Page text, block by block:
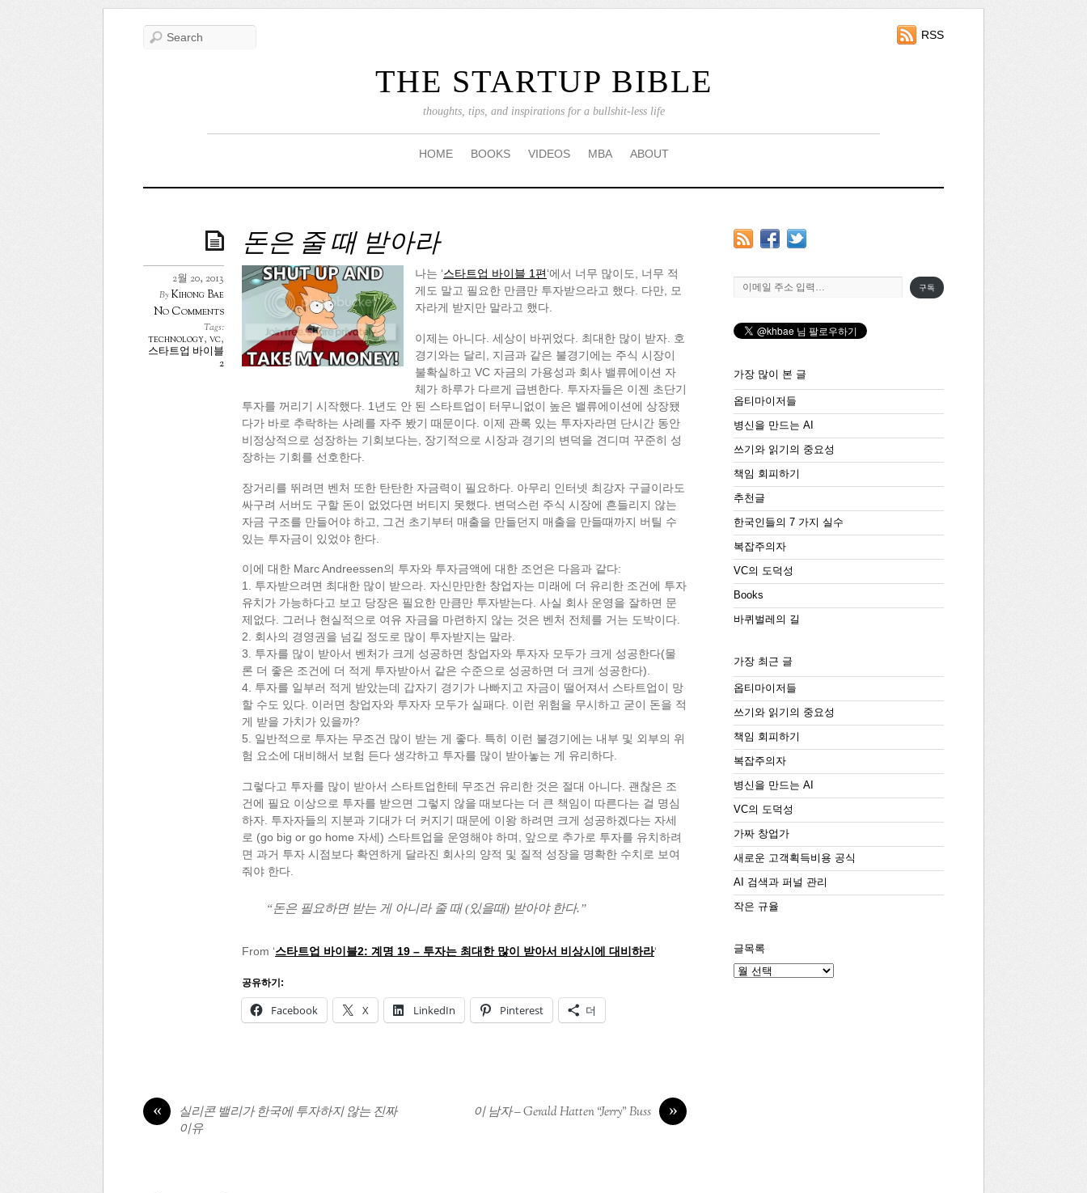
THE STARTUP BIBLE
thoughts, tips, and inspirations for a bullshit-less life
RSS
HOME BOOKS VIDEOS MBA ABOUT
돈은 줄 때 받아라
2월 20, 2013
ByKihong Bae
No Comments
Tags:
technology, vc,
스타트업 바이블
2
나는 ‘스타트업 바이블 1편‘에서 너무 많이도, 너무 적
게도 말고 필요한 만큼만 투자받으라고 했다. 다만, 모
자라게 받지만 말라고 했다.
이제는 아니다. 세상이 바뀌었다. 최대한 많이 받자. 호
경기와는 달리, 지금과 같은 불경기에는 주식 시장이
불확실하고 VC 자금의 가용성과 회사 밸류에이션 자
체가 하루가 다르게 급변한다. 투자자들은 이젠 초단기
투자를 꺼리기 시작했다. 1년도 안 된 스타트업이 터무니없이 높은 밸류에이션에 상장됐
다가 바로 추락하는 사례를 자주 봤기 때문이다. 이제 관록 있는 투자자라면 단시간 동안
비정상적으로 성장하는 기회보다는, 장기적으로 시장과 경기의 변덕을 견디며 꾸준히 성
장하는 기회를 선호한다.
장거리를 뛰려면 벤처 또한 탄탄한 자금력이 필요하다. 아무리 인터넷 최강자 구글이라도
싸구려 서버도 구할 돈이 없었다면 버티지 못했다. 변덕스런 주식 시장에 흔들리지 않는
자금 구조를 만들어야 하고, 그건 초기부터 매출을 만들던지 매출을 만들때까지 버틸 수
있는 투자금이 있었야 한다.
이에 대한 Marc Andreessen의 투자와 투자금액에 대한 조언은 다음과 같다:
1. 투자받으려면 최대한 많이 받으라. 자신만만한 창업자는 미래에 더 유리한 조건에 투자
유치가 가능하다고 보고 당장은 필요한 만큼만 투자받는다. 사실 회사 운영을 잘하면 문
제없다. 그러나 현실적으로 여유 자금을 마련하지 않는 것은 벤처 전체를 거는 도박이다.
2. 회사의 경영권을 넘길 정도로 많이 투자받지는 말라.
3. 투자를 많이 받아서 벤처가 크게 성공하면 창업자와 투자자 모두가 크게 성공한다(물
론 더 좋은 조건에 더 적게 투자받아서 같은 수준으로 성공하면 더 크게 성공한다).
4. 투자를 일부러 적게 받았는데 갑자기 경기가 나빠지고 자금이 떨어져서 스타트업이 망
할 수도 있다. 이러면 창업자와 투자자 모두가 실패다. 이런 위험을 무시하고 굳이 돈을 적
게 받을 가치가 있을까?
5. 일반적으로 투자는 무조건 많이 받는 게 좋다. 특히 이런 불경기에는 내부 및 외부의 위
험 요소에 대비해서 보험 든다 생각하고 투자를 많이 받아놓는 게 유리하다.
그렇다고 투자를 많이 받아서 스타트업한테 무조건 유리한 것은 절대 아니다. 괜찮은 조
건에 필요 이상으로 투자를 받으면 그렇지 않을 때보다는 더 큰 책임이 따른다는 걸 명심
하자. 투자자들의 지분과 기대가 더 커지기 때문에 이왕 하려면 크게 성공하겠다는 자세
로 (go big or go home 자세) 스타트업을 운영해야 하며, 앞으로 추가로 투자를 유치하려
면 과거 투자 시점보다 확연하게 달라진 회사의 양적 및 질적 성장을 명확한 수치로 보여
줘야 한다.
“돈은 필요하면 받는 게 아니라 줄 때 (있을때) 받아야 한다.”
From ‘스타트업 바이블2: 계명 19 – 투자는 최대한 많이 받아서 비상시에 대비하라‘
공유하기:
Facebook X LinkedIn Pinterest 더
«
실리콘 밸리가 한국에 투자하지 않는 진짜
이유
»
이 남자 – Gerald Hatten “Jerry” Buss
이메일 주소 입력…
구독
가장 많이 본 글
옵티마이저들
병신을 만드는 AI
쓰기와 읽기의 중요성
책임 회피하기
추천글
한국인들의 7 가지 실수
복잡주의자
VC의 도덕성
Books
바퀴벌레의 길
가장 최근 글
옵티마이저들
쓰기와 읽기의 중요성
책임 회피하기
복잡주의자
병신을 만드는 AI
VC의 도덕성
가짜 창업가
새로운 고객획득비용 공식
AI 검색과 퍼널 관리
작은 규율
글목록
글